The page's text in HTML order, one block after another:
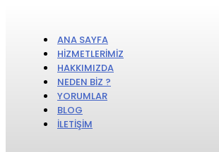
ANA SAYFA
HIZMETLERIMIZ
HAKKIMIZDA
NEDEN BIZ ?
YORUMLAR
BLOG
İLETIŞIM